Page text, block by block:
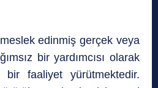
edinmiş gerçek veya
bir yardımcısı olarak
faaliyet yürütmektedir.